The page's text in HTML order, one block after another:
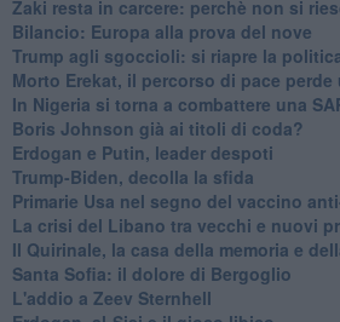
Zaki resta in carcere: perchè non si
Bilancio: Europa alla prova del nove
Trump agli sgoccioli: si riapre la
Morto Erekat, il percorso di pace perde
In Nigeria si torna a combattere una
Boris Johnson già ai titoli di coda?
Erdogan e Putin, leader despoti
Trump-Biden, decolla la sfida
Primarie Usa nel segno del vaccino
La crisi del Libano tra vecchi e nuovi
Il Quirinale, la casa della memoria e
Santa Sofia: il dolore di Bergoglio
L'addio a ​Zeev Sternhell